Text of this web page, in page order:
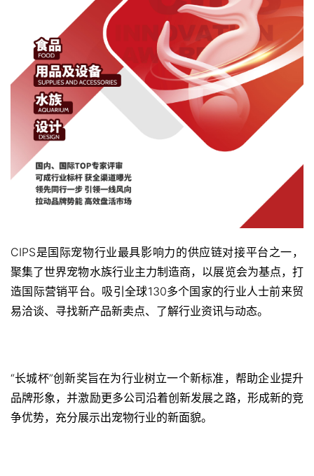
CIPS是国际宠物行业最具影响力的供应链对接平台之一，
聚集了世界宠物水族行业主力制造商，以展览会为基点，打
造国际营销平台。吸引全球130多个国家的行业人士前来贸
易洽谈、寻找新产品新卖点、了解行业资讯与动态。
“长城杯”创新奖旨在为行业树立一个新标准，帮助企业提升
品牌形象，并激励更多公司沿着创新发展之路，形成新的竞
争优势，充分展示出宠物行业的新面貌。